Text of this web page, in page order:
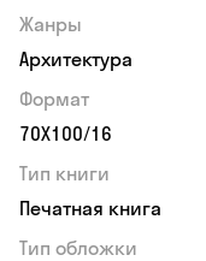
Жанры
Архитектура
Формат
70Х100/16
Тип книги
Печатная книга
Тип обложки